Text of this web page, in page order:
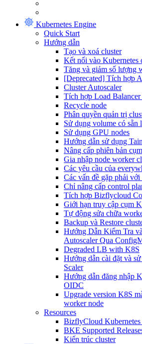
Kubernetes Engine
Quick Start
Hướng dẫn
Tạo và xoá cluster
Kết nối vào Kubernetes
Tăng và giảm số lượng
[Deprecated] Tích hợp
Cluster Autoscaler
Tích hợp Load Balancer
Recycle node
Phân quyền quản trị
Sử dụng volume có sẵn
Sử dụng GPU nodes
Hướng dẫn sử dụng
Nâng cấp phiên bản
Gia nhập node worker
Các yêu cầu của
Các vấn đề gặp phải
Chỉ nâng cấp control
Tích hợp Bizflycloud
Giới hạn truy cập cụm
Tự động sửa chữa
Backup và Restore
Hướng Dẫn Kiểm Tra
Autoscaler Qua
Degraded LB with K8S
Hướng dẫn cài đặt và
Scaler
Hướng dẫn đăng nhập
OIDC
Upgrade version K8S
worker node
Resources
BizflyCloud
BKE Supported
Kiến trúc cluster